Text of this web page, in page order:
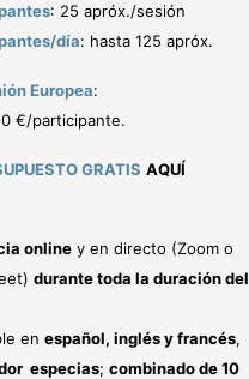
: 25 apróx./sesión
día: hasta 125 apróx.
Europea:
€/participante.
GRATIS AQUÍ
online y en directo (Zoom o
durante toda la duración del
en español, inglés y francés,
especias; combinado de 10